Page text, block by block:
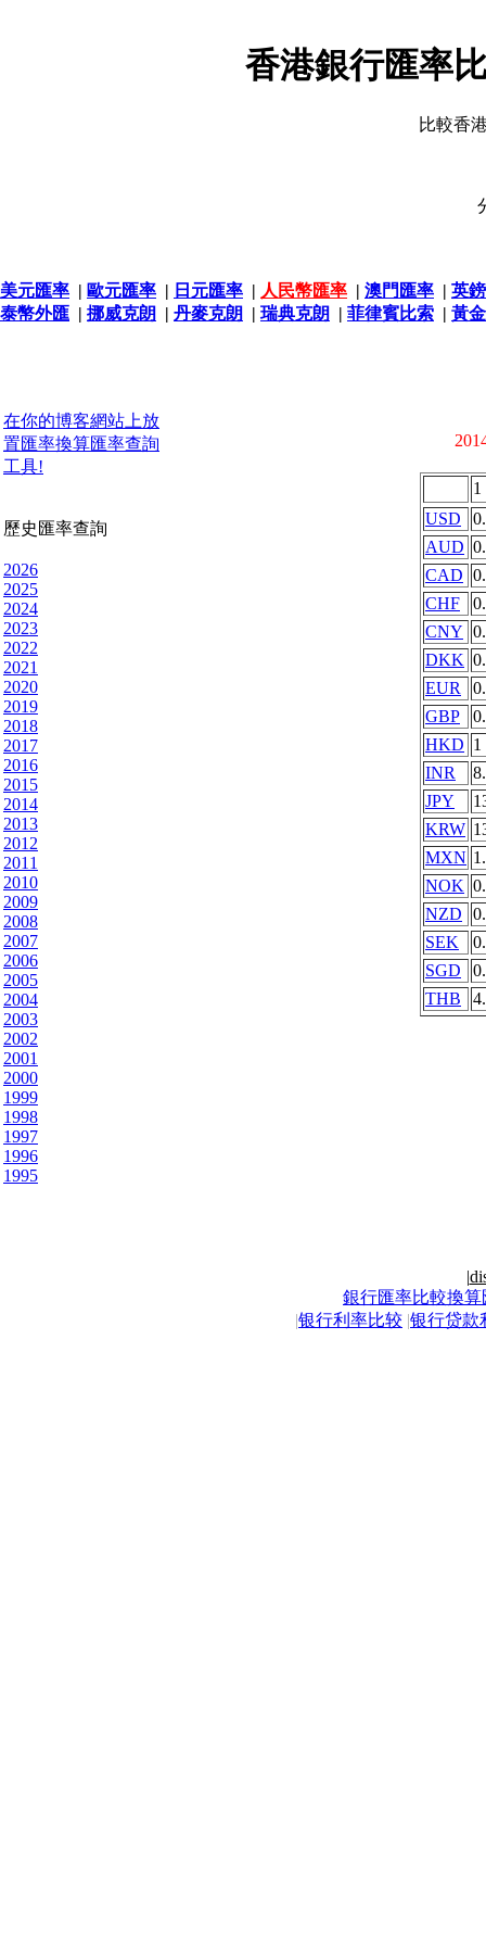
香港銀行匯率
比較香
美元匯率 | 歐元匯率 | 日元匯率 | 人民幣匯率 | 澳門匯率 | 英
泰幣外匯 | 挪威克朗 | 丹麥克朗 | 瑞典克朗 | 菲律賓比索 | 黃
在你的博客網站上放
置匯率換算匯率查詢
工具!
歷史匯率查詢
2026
2025
2024
2023
2022
2021
2020
2019
2018
2017
2016
2015
2014
2013
2012
2011
2010
2009
2008
2007
2006
2005
2004
2003
2002
2001
2000
1999
1998
1997
1996
1995
1
USD
AUD
CAD
CHF
CNY
DKK
EUR
GBP
HKD 1
INR
JPY
KRW
MXN
NOK
NZD
SEK
SGD
THB
|
銀行匯率比較換算
|银行利率比较 |银行贷款